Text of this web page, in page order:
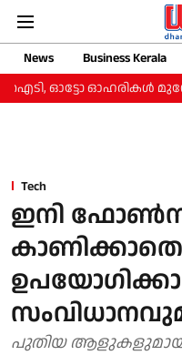
News Business Kerala
ഓട്ടോ ഓഹരികള്‍
Tech
ഇനി
കാണിക്കാതെ
പുതിയ